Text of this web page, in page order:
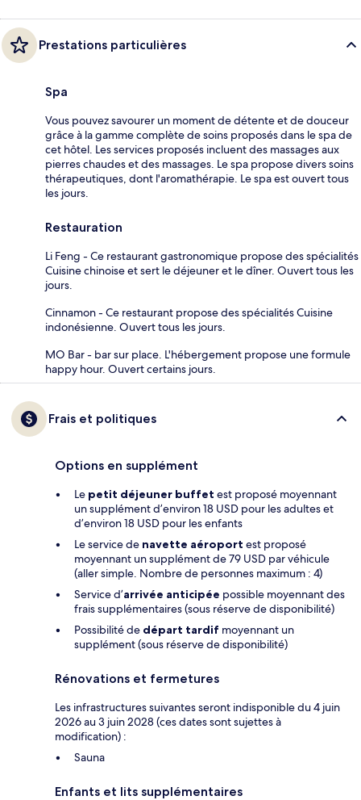
Prestations particulières
Spa
Vous pouvez savourer un moment de détente et de douceur
grâce à la gamme complète de soins proposés dans le spa de
cet hôtel. Les services proposés incluent des massages aux
pierres chaudes et des massages. Le spa propose divers soins
thérapeutiques, dont l'aromathérapie. Le spa est ouvert tous
les jours.
Restauration
Li Feng - Ce restaurant gastronomique propose des spécialités
Cuisine chinoise et sert le déjeuner et le dîner. Ouvert tous les
jours.
Cinnamon - Ce restaurant propose des spécialités Cuisine
indonésienne. Ouvert tous les jours.
MO Bar - bar sur place. L'hébergement propose une formule
happy hour. Ouvert certains jours.
Frais et politiques
Options en supplément
Le petit déjeuner buffet est proposé moyennant
un supplément d’environ 18 USD pour les adultes et
d’environ 18 USD pour les enfants
Le service de navette aéroport est proposé
moyennant un supplément de 79 USD par véhicule
(aller simple. Nombre de personnes maximum : 4)
Service d’arrivée anticipée possible moyennant des
frais supplémentaires (sous réserve de disponibilité)
Possibilité de départ tardif moyennant un
supplément (sous réserve de disponibilité)
Rénovations et fermetures
Les infrastructures suivantes seront indisponible du 4 juin
2026 au 3 juin 2028 (ces dates sont sujettes à
modification) :
Sauna
Enfants et lits supplémentaires